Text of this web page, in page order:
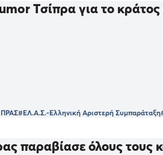
Τσίπρα για το κράτος
#ΕΛ.Α.Σ.-Ελληνική Αριστερή Συμπαράταξη
παραβίασε όλους τους